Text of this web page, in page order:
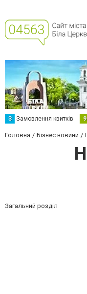
З Замовлення квитків 9
Головна Бізнес новини
Загальний розділ